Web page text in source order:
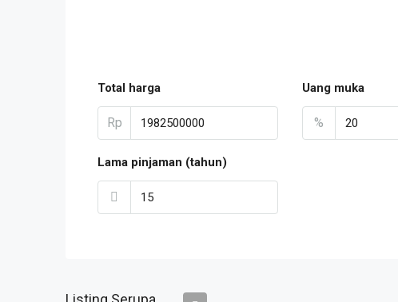
Total harga
Rp
Uang muka
%
Lama pinjaman (tahun)